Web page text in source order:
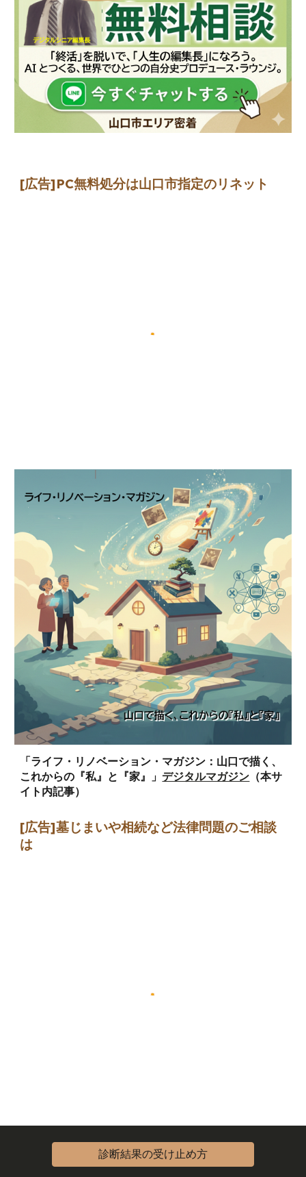
[広告]PC無料処分は山口市指定のリネット
「ライフ・リノベーション・マガジン：山口で描く、
これからの『私』と『家』」 デジタルマガジン （本サ
イト内記事）
[広告]墓じまいや相続など法律問題のご相談
は
診断結果の受け止め方